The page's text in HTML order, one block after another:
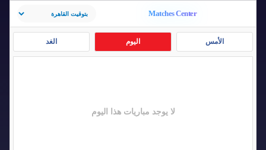
Matches Center
الأمس اليوم الغد
لا يوجد مباريات هذا اليوم